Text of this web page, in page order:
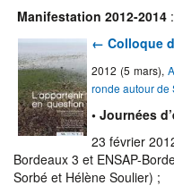
Manifestation 2012-2014 :
← Colloque
2012 (5 mars),
ronde autour de
• Journées
23 février
Bordeaux 3 et ENSAP-
Sorbé et Hélène Soulier) ;